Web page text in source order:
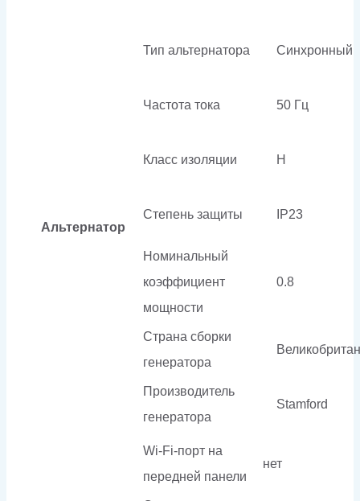
Альтернатор
Тип альтернатора Синхронный
Частота тока 50 Гц
Класс изоляции H
Степень защиты IP23
Номинальный
коэффициент
мощности
0.8
Страна сборки
генератора
Производитель
генератора
Stamford
Wi-Fi-порт на
передней панели
нет